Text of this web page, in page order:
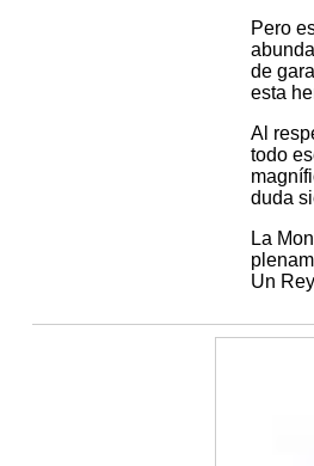
Pero
de
esta
Al
todo
duda
La
Un